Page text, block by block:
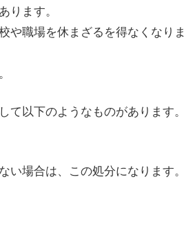
ます。
や職場を休まざるを得なくなりま
以下のようなものがあります。
場合は、この処分になります。